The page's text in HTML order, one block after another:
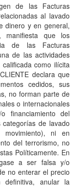
de las Facturas
al lavado
dinero y en general,
manifiesta que los
de las Facturas
de las actividades
como ilícita
declara que
cedidos, sus
no forman parte de
o internacionales
financiamiento del
de lavado
movimiento), ni en
del terrorismo, no
Políticamente. En
a ser falsa y/o
no enterar el precio
anular la